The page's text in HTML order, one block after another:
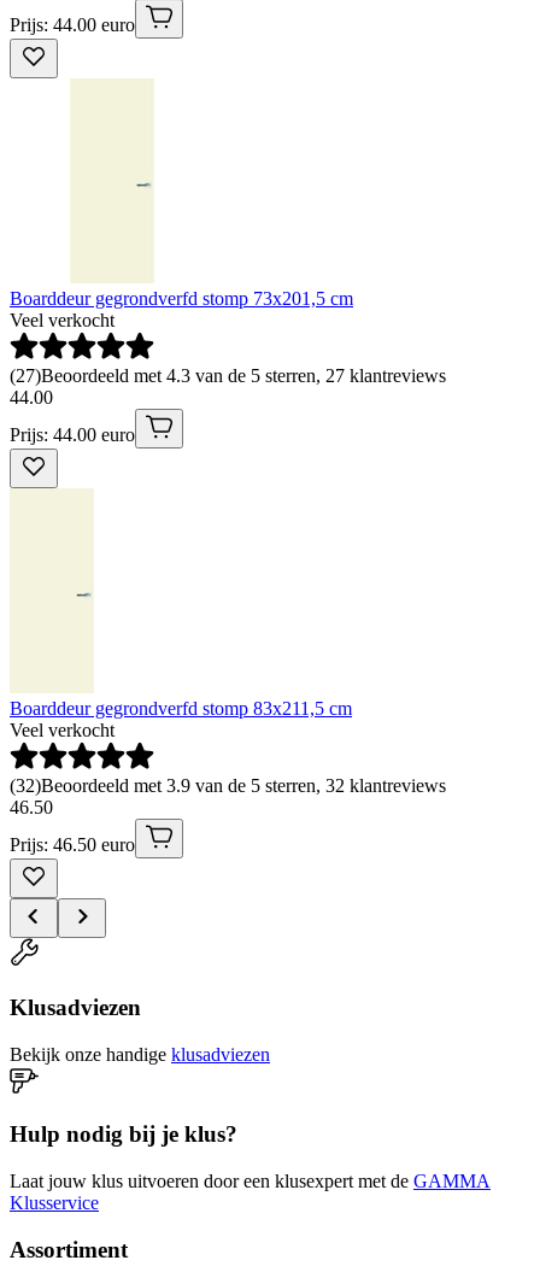
Prijs: 44.00 euro
Boarddeur gegrondverfd stomp 73x201,5 cm
Veel verkocht
(27)Beoordeeld met 4.3 van de 5 sterren, 27 klantreviews
44.00
Prijs: 44.00 euro
Boarddeur gegrondverfd stomp 83x211,5 cm
Veel verkocht
(32)Beoordeeld met 3.9 van de 5 sterren, 32 klantreviews
46.50
Prijs: 46.50 euro
Klusadviezen
Bekijk onze handige klusadviezen
Hulp nodig bij je klus?
Laat jouw klus uitvoeren door een klusexpert met de GAMMA
Klusservice
Assortiment